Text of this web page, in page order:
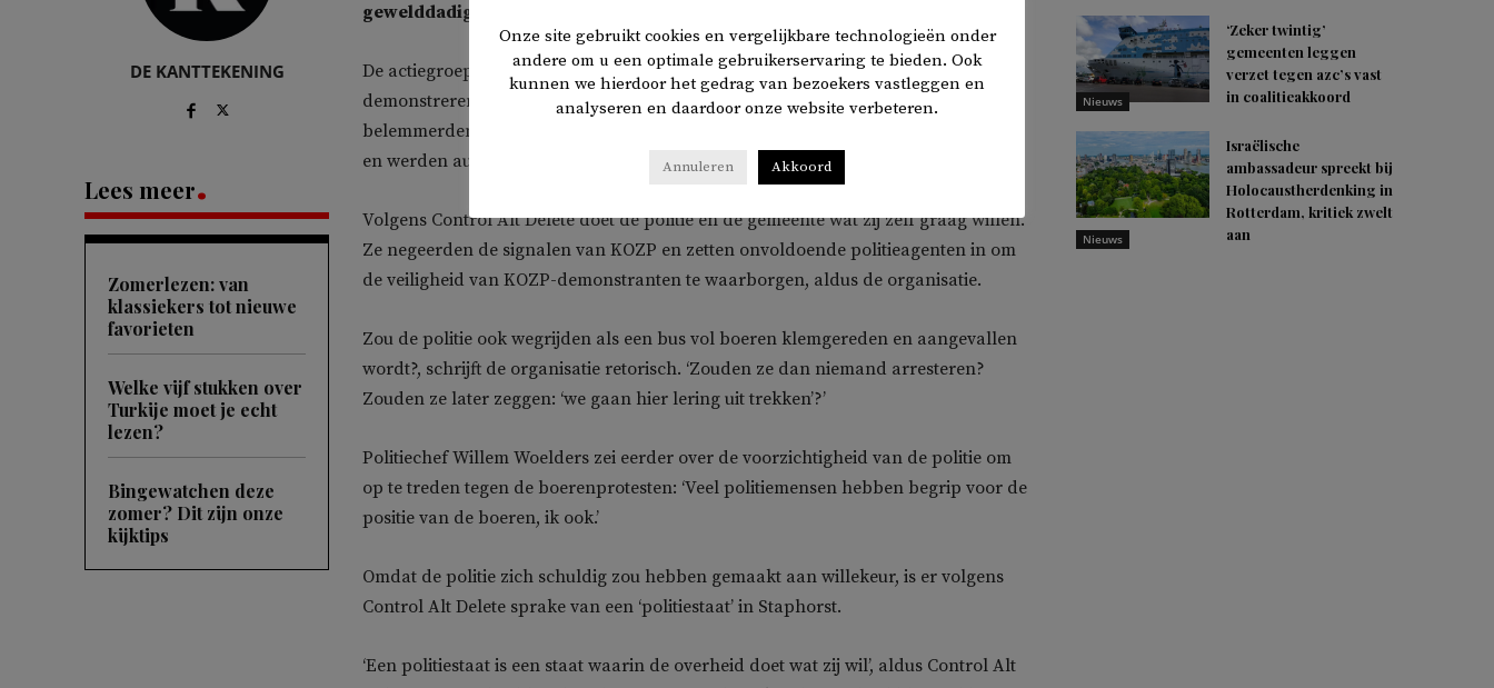
DE KANTTEKENING
Lees meer
Zomerlezen: van
klassiekers tot nieuwe
favorieten
Welke vijf stukken over
Turkije moet je echt
lezen?
Bingewatchen deze
zomer? Dit zijn onze
kijktips
gewelddadige Staphorstenaren.
De actiegroep Kick Out Zwarte Piet (KOZP) wilde anderhalve week geleden
demonstreren rond de intocht in het Overijsselse plaatsje. Maar dorpelingen
belemmerden hen de doorgang met tractors. Tevens werd met vuurwerk gegooid
en werden auto’s bekogeld.
Volgens Control Alt Delete doet de politie en de gemeente wat zij zelf graag willen.
Ze negeerden de signalen van KOZP en zetten onvoldoende politieagenten in om
de veiligheid van KOZP-demonstranten te waarborgen, aldus de organisatie.
Zou de politie ook wegrijden als een bus vol boeren klemgereden en aangevallen
wordt?, schrijft de organisatie retorisch. ‘Zouden ze dan niemand arresteren?
Zouden ze later zeggen: ‘we gaan hier lering uit trekken’?’
Politiechef Willem Woelders zei eerder over de voorzichtigheid van de politie om
op te treden tegen de boerenprotesten: ‘Veel politiemensen hebben begrip voor de
positie van de boeren, ik ook.’
Omdat de politie zich schuldig zou hebben gemaakt aan willekeur, is er volgens
Control Alt Delete sprake van een ‘politiestaat’ in Staphorst.
‘Een politiestaat is een staat waarin de overheid doet wat zij wil’, aldus Control Alt
Nieuws
‘Zeker twintig’
gemeenten leggen
verzet tegen azc’s vast
in coalitieakkoord
Nieuws
Israëlische
ambassadeur spreekt bij
Holocaustherdenking in
Rotterdam, kritiek zwelt
aan
Onze site gebruikt cookies en vergelijkbare technologieën onder
andere om u een optimale gebruikerservaring te bieden. Ook
kunnen we hierdoor het gedrag van bezoekers vastleggen en
analyseren en daardoor onze website verbeteren.
Annuleren Akkoord